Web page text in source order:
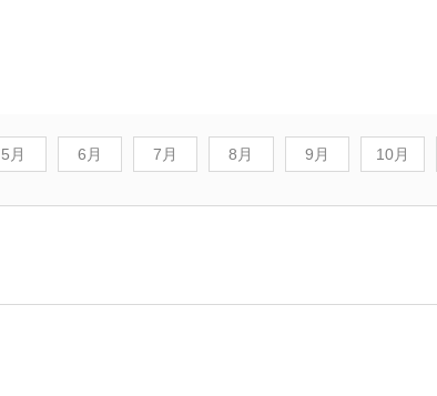
5月 6月 7月 8月 9月 10月